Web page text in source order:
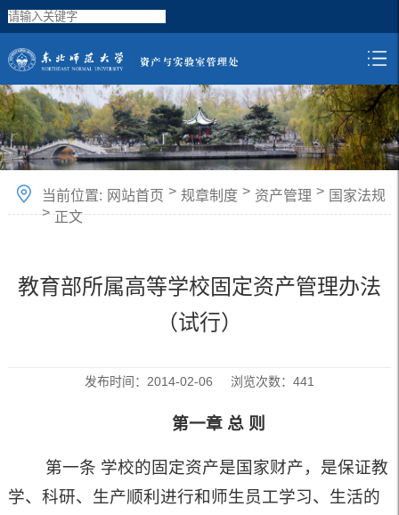
当前位置: 网站首页 > 规章制度 > 资产管理 > 国家法规
> 正文
教育部所属高等学校固定资产管理办法
（试行）
发布时间：2014-02-06 浏览次数： 441
第一章 总 则
第一条 学校的固定资产是国家财产，是保证教
学、科研、生产顺利进行和师生员工学习、生活的